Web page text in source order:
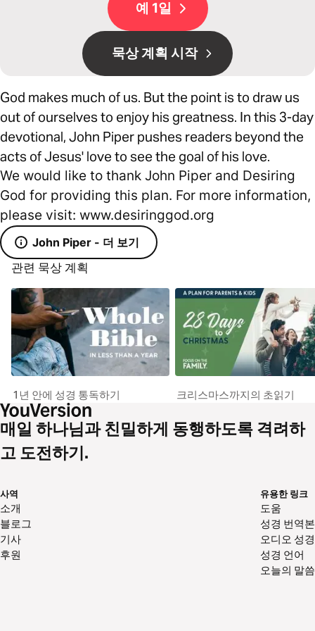
예 1일
묵상 계획 시작
God makes much of us. But the point is to draw us
out of ourselves to enjoy his greatness. In this 3-day
devotional, John Piper pushes readers beyond the
acts of Jesus' love to see the goal of his love.
We would like to thank John Piper and Desiring
God for providing this plan. For more information,
please visit: www.desiringgod.org
John Piper - 더 보기
관련 묵상 계획
1년 안에 성경 통독하기 크리스마스까지의 초읽기
매일 하나님과 친밀하게 동행하도록 격려하
고 도전하기.
사역
소개
블로그
기사
후원
유용한 링크
도움
성경 번역본
오디오 성경
성경 언어
오늘의 말씀